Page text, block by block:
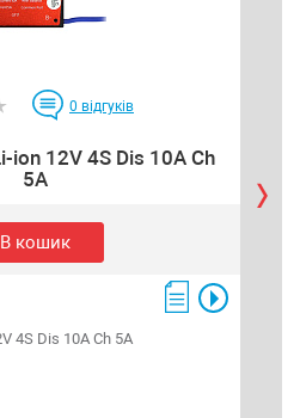
0 відгуків
ion 12V 4S Dis 10A Ch
5A
В кошик
4S Dis 10A Ch 5A